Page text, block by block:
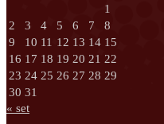
1
2
3 4 5 6 7
8
9
10 11 12 13 14 15
16 17 18 19 20 21 22
23 24 25 26 27 28 29
30 31
« set